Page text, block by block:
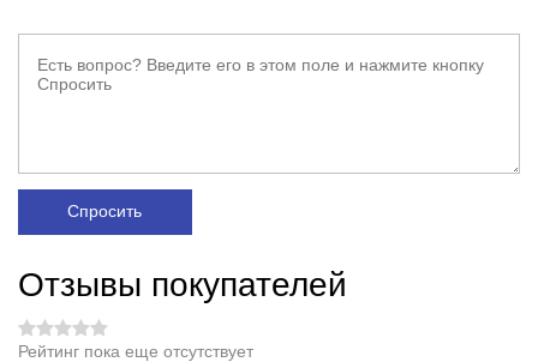
Спросить
Отзывы покупателей
Рейтинг пока еще отсутствует